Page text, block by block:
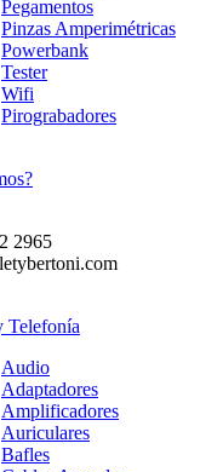
Pegamentos
Pinzas Amperimétricas
Powerbank
Tester
Wifi
Pirograbadores
2965
Audio
Adaptadores
Amplificadores
Auriculares
Bafles